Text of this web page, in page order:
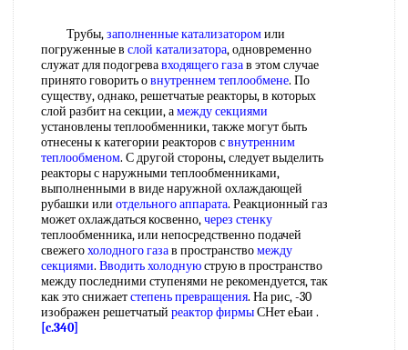
Трубы,заполненные катализаторомили
погруженные в слой катализатора, одновременно
служат для подогревавходящего газав этом случае
принято говорить овнутреннем теплообмене. По
существу, однако, решетчатые реакторы, в которых
слой разбит на секции, амежду секциями
установлены теплообменники, также могут быть
отнесены к категории реакторов свнутренним
теплообменом. С другой стороны, следует выделить
реакторы с наружными теплообменниками,
выполненными в виде наружной охлаждающей
рубашки или отдельного аппарата. Реакционный газ
может охлаждаться косвенно,через стенку
теплообменника, или непосредственно подачей
свежегохолодного газав пространствомежду
секциями. Вводить холоднуюструю в пространство
между последними ступенями не рекомендуется, так
как это снижаетстепень превращения. На рис, -30
изображен решетчатый реактор фирмыСНет еЬаи .
[c.340]